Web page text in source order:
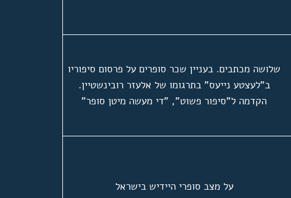
שלושה מכתבים. בעניין שכר סופרים על פרסום סיפוריו
ב"לעצטע נייעס" בתרגומו של אלעזר רובינשטיין.
הקדמה ל"סיפור פשוט", "די מעשה מיטן סופר"
על מצב סופרי היידיש בישראל